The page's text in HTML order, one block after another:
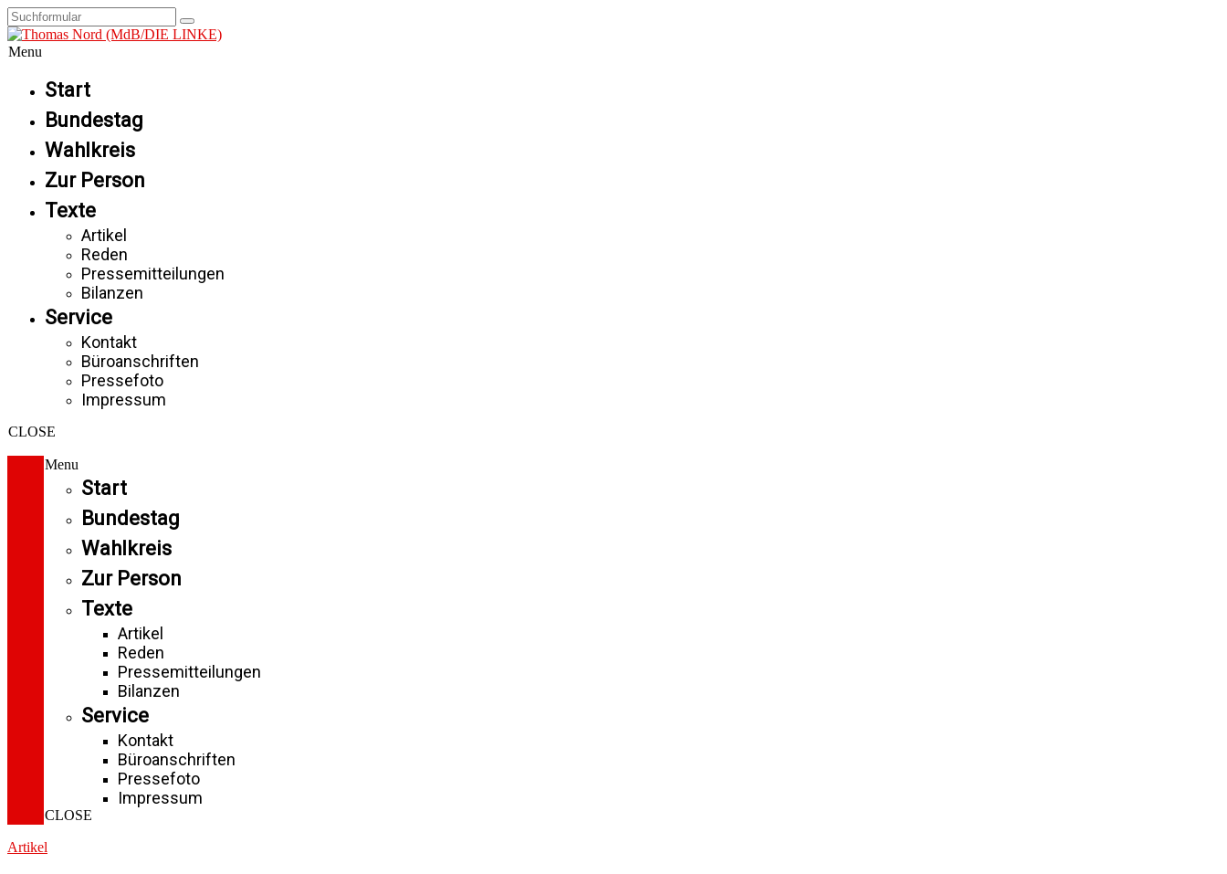
Menu
Start
Bundestag
Wahlkreis
Zur Person
Texte
Artikel
Reden
Pressemitteilungen
Bilanzen
Service
Kontakt
Büroanschriften
Pressefoto
Impressum
CLOSE
Menu
Start
Bundestag
Wahlkreis
Zur Person
Texte
Artikel
Reden
Pressemitteilungen
Bilanzen
Service
Kontakt
Büroanschriften
Pressefoto
Impressum
CLOSE
Artikel